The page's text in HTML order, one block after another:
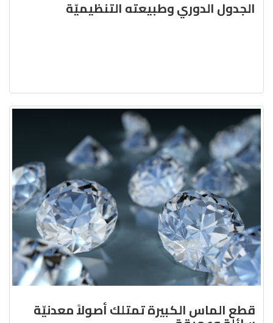
الجدول الدوري وطبيعته التنظيميّة
قطع الماس الكبيرة تمتلك أصولاً معدنيّة